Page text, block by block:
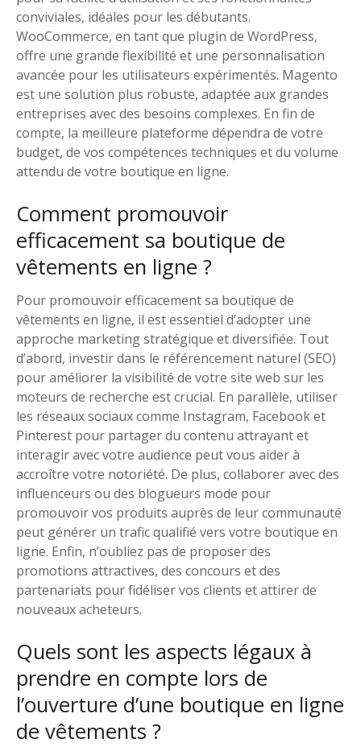
conviviales, idéales pour les débutants.
WooCommerce, en tant que plugin de WordPress,
offre une grande flexibilité et une personnalisation
avancée pour les utilisateurs expérimentés. Magento
est une solution plus robuste, adaptée aux grandes
entreprises avec des besoins complexes. En fin de
compte, la meilleure plateforme dépendra de votre
budget, de vos compétences techniques et du volume
attendu de votre boutique en ligne.
Comment promouvoir
efficacement sa boutique de
vêtements en ligne ?
Pour promouvoir efficacement sa boutique de
vêtements en ligne, il est essentiel d’adopter une
approche marketing stratégique et diversifiée. Tout
d’abord, investir dans le référencement naturel (SEO)
pour améliorer la visibilité de votre site web sur les
moteurs de recherche est crucial. En parallèle, utiliser
les réseaux sociaux comme Instagram, Facebook et
Pinterest pour partager du contenu attrayant et
interagir avec votre audience peut vous aider à
accroître votre notoriété. De plus, collaborer avec des
influenceurs ou des blogueurs mode pour
promouvoir vos produits auprès de leur communauté
peut générer un trafic qualifié vers votre boutique en
ligne. Enfin, n’oubliez pas de proposer des
promotions attractives, des concours et des
partenariats pour fidéliser vos clients et attirer de
nouveaux acheteurs.
Quels sont les aspects légaux à
prendre en compte lors de
l’ouverture d’une boutique en ligne
de vêtements ?